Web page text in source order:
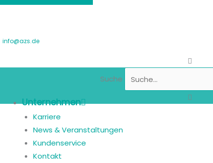
info@azs.de
Suche
Unternehmen
Karriere
News & Veranstaltungen
Kundenservice
Kontakt